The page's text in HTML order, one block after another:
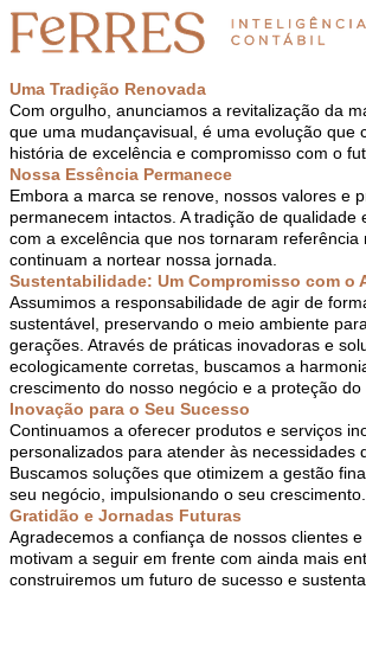
Uma Tradição Renovada
Com orgulho, anunciamos a revitalização da
que uma mudançavisual, é uma evolução que
história de excelência e compromisso com o
Nossa Essência Permanece
Embora a marca se renove, nossos valores e
permanecem intactos. A tradição de qualidade
com a excelência que nos tornaram referência
continuam a nortear nossa jornada.
Sustentabilidade: Um Compromisso com o
Assumimos a responsabilidade de agir de
sustentável, preservando o meio ambiente
gerações. Através de práticas inovadoras e
ecologicamente corretas, buscamos a
crescimento do nosso negócio e a proteção do
Inovação para o Seu Sucesso
Continuamos a oferecer produtos e serviços
personalizados para atender às necessidades
Buscamos soluções que otimizem a gestão
seu negócio, impulsionando o seu crescimento.
Gratidão e Jornadas Futuras
Agradecemos a confiança de nossos clientes
motivam a seguir em frente com ainda mais
construiremos um futuro de sucesso e